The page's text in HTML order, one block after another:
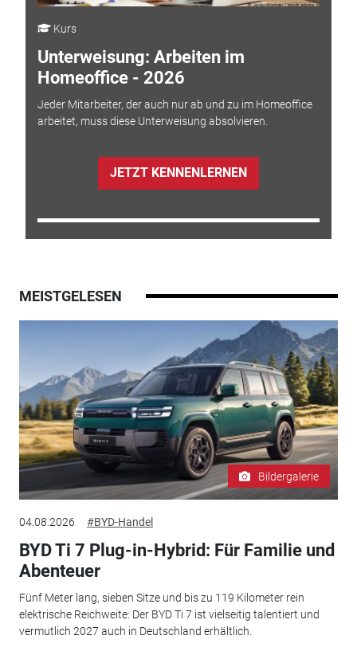
Kurs
Unterweisung: Arbeiten im
Homeoffice - 2026
Jeder Mitarbeiter, der auch nur ab und zu im Homeoffice
arbeitet, muss diese Unterweisung absolvieren.
JETZT KENNENLERNEN
MEISTGELESEN
Bildergalerie
04.08.2026 #BYD-Handel
BYD Ti 7 Plug-in-Hybrid: Für Familie und
Abenteuer
Fünf Meter lang, sieben Sitze und bis zu 119 Kilometer rein
elektrische Reichweite: Der BYD Ti 7 ist vielseitig talentiert und
vermutlich 2027 auch in Deutschland erhältlich.